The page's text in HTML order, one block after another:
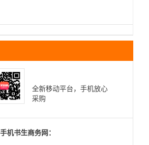
全新移动平台，手机放心
采购
手机书生商务网：